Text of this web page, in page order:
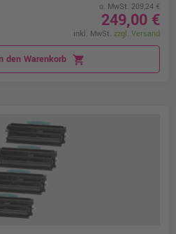
o. MwSt. 209,24 €
249,00 €
inkl. MwSt. zzgl. Versand
den Warenkorb shopping_cart